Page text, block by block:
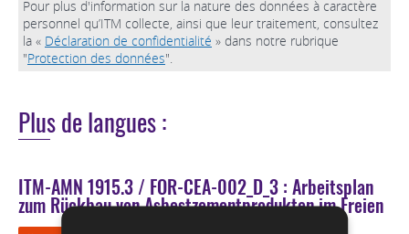
Pour plus d'information sur la nature des données à caractère
personnel qu’ITM collecte, ainsi que leur traitement, consultez
la « Déclaration de confidentialité » dans notre rubrique
"Protection des données".
Plus de langues :
ITM-AMN 1915.3 / FOR-CEA-002_D_3 : Arbeitsplan
zum Rückbau von Asbestzementprodukten im Freien